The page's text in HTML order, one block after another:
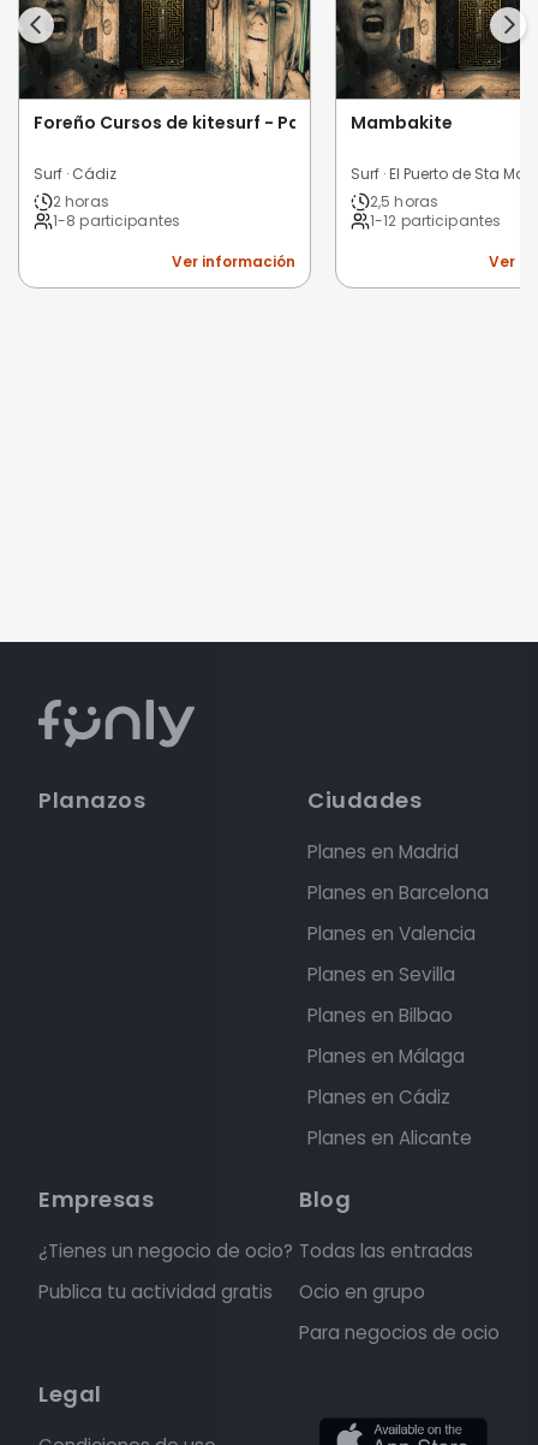
Foreño Cursos de kitesurf - Paddle Surf - Wing Foil
Surf · Cádiz
2 horas
1-8 participantes
Ver información
Mambakite
Surf · El Puerto de Sta
2,5 horas
1-12 participantes
Ver
Planazos Ciudades
Planes en Madrid
Planes en Barcelona
Planes en Valencia
Planes en Sevilla
Planes en Bilbao
Planes en Málaga
Planes en Cádiz
Planes en Alicante
Empresas
¿Tienes un negocio de ocio?
Publica tu actividad gratis
Blog
Todas las entradas
Ocio en grupo
Para negocios de ocio
Legal